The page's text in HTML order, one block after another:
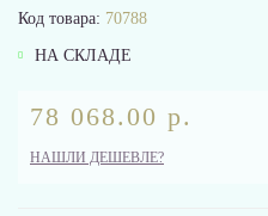
Код товара: 70788
НА СКЛАДЕ
78 068.00 р.
НАШЛИ ДЕШЕВЛЕ?